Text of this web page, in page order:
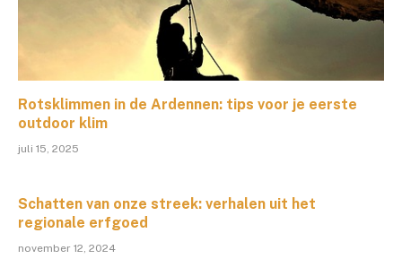
Rotsklimmen in de Ardennen: tips voor je eerste
outdoor klim
juli 15, 2025
Schatten van onze streek: verhalen uit het
regionale erfgoed
november 12, 2024